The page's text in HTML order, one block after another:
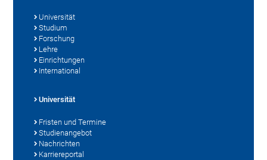
Universität
Studium
Forschung
Lehre
Einrichtungen
International
Universität
Fristen und Termine
Studienangebot
Nachrichten
Karriereportal